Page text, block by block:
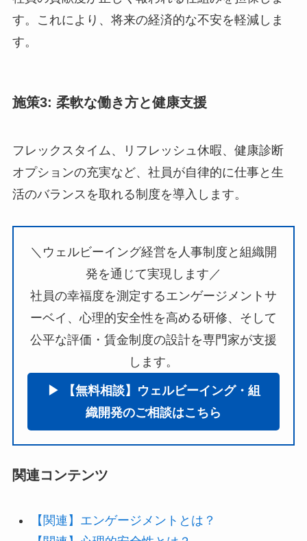
す。これにより、将来の経済的な不安を軽減しま
す。
施策3: 柔軟な働き方と健康支援
フレックスタイム、リフレッシュ休暇、健康診断
オプションの充実など、社員が自律的に仕事と生
活のバランスを取れる制度を導入します。
＼ウェルビーイング経営を人事制度と組織開
発を通じて実現します／
社員の幸福度を測定するエンゲージメントサ
ーベイ、心理的安全性を高める研修、そして
公平な評価・賃金制度の設計を専門家が支援
します。
▶︎ 【無料相談】ウェルビーイング・組
織開発のご相談はこちら
関連コンテンツ
【関連】エンゲージメントとは？